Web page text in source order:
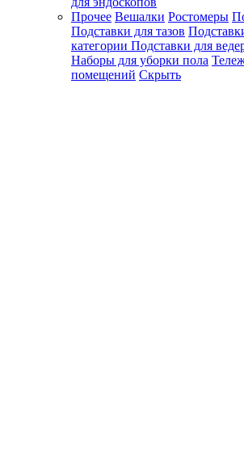
Прочее Вешалки Ростомеры
Подставки для тазов
категории Подставки для
Наборы для уборки пола
помещений Скрыть